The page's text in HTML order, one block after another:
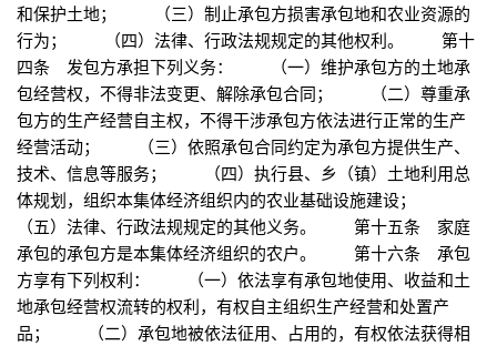
和保护土地； （三）制止承包方损害承包地和农业资源的
行为； （四）法律、行政法规规定的其他权利。 第十
四条 发包方承担下列义务： （一）维护承包方的土地承
包经营权，不得非法变更、解除承包合同； （二）尊重承
包方的生产经营自主权，不得干涉承包方依法进行正常的生产
经营活动； （三）依照承包合同约定为承包方提供生产、
技术、信息等服务； （四）执行县、乡（镇）土地利用总
体规划，组织本集体经济组织内的农业基础设施建设；
（五）法律、行政法规规定的其他义务。 第十五条 家庭
承包的承包方是本集体经济组织的农户。 第十六条 承包
方享有下列权利： （一）依法享有承包地使用、收益和土
地承包经营权流转的权利，有权自主组织生产经营和处置产
品； （二）承包地被依法征用、占用的，有权依法获得相